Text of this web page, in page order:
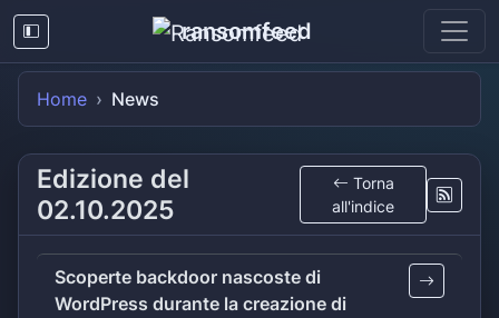
ransomfeed
Home News
Edizione del
02.10.2025
Torna
all'indice
Scoperte backdoor nascoste di
WordPress durante la creazione di